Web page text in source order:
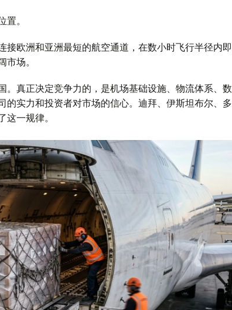
。
欧洲和亚洲最短的航空通道，在数小时飞行半径内即
场。
真正决定竞争力的，是机场基础设施、物流体系、数
实力和投资者对市场的信心。迪拜、伊斯坦布尔、多
一规律。